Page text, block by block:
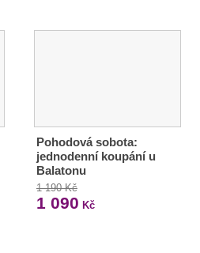
Pohodová sobota:
jednodenní koupání u
Balatonu
1 190 Kč
1 090 Kč